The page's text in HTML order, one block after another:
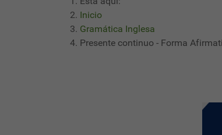
Inicio
Gramática Inglesa
Presente continuo - Forma